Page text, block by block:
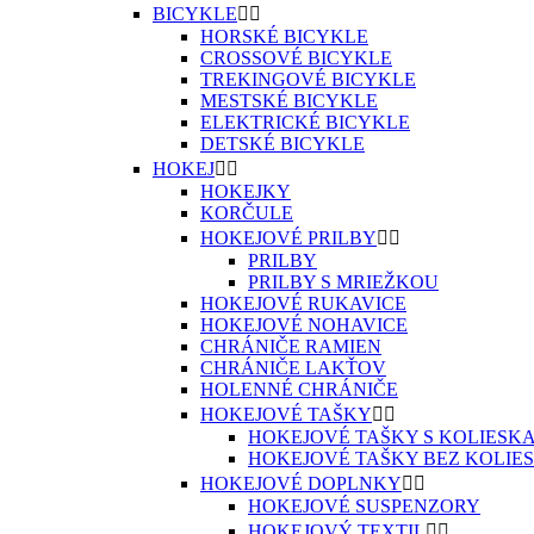
BICYKLE 
HORSKÉ BICYKLE
CROSSOVÉ BICYKLE
TREKINGOVÉ BICYKLE
MESTSKÉ BICYKLE
ELEKTRICKÉ BICYKLE
DETSKÉ BICYKLE
HOKEJ 
HOKEJKY
KORČULE
HOKEJOVÉ PRILBY 
PRILBY
PRILBY S MRIEŽKOU
HOKEJOVÉ RUKAVICE
HOKEJOVÉ NOHAVICE
CHRÁNIČE RAMIEN
CHRÁNIČE LAKŤOV
HOLENNÉ CHRÁNIČE
HOKEJOVÉ TAŠKY 
HOKEJOVÉ TAŠKY S
HOKEJOVÉ TAŠKY BEZ
HOKEJOVÉ DOPLNKY 
HOKEJOVÉ SUSPENZORY